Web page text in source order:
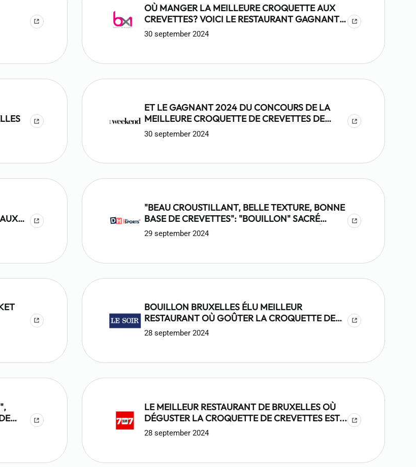
OÙ MANGER LA MEILLEURE CROQUETTE AUX
CREVETTES? VOICI LE RESTAURANT GAGNANT
AU FESTIVAL EAT BRUSSELS
30 september 2024
ET LE GAGNANT 2024 DU CONCOURS DE LA
MEILLEURE CROQUETTE DE CREVETTES DE
BRUXELLES EST…
30 september 2024
"BEAU CROUSTILLANT, BELLE TEXTURE, BONNE
BASE DE CREVETTES": "BOUILLON" SACRÉ
MEILLEUR RESTAURANT DE BRUXELLES OÙ
GOÛTER LA CROQUETTE AUX CREVETTES
29 september 2024
BOUILLON BRUXELLES ÉLU MEILLEUR
RESTAURANT OÙ GOÛTER LA CROQUETTE DE
CREVETTES
28 september 2024
LE MEILLEUR RESTAURANT DE BRUXELLES OÙ
DÉGUSTER LA CROQUETTE DE CREVETTES EST...
28 september 2024